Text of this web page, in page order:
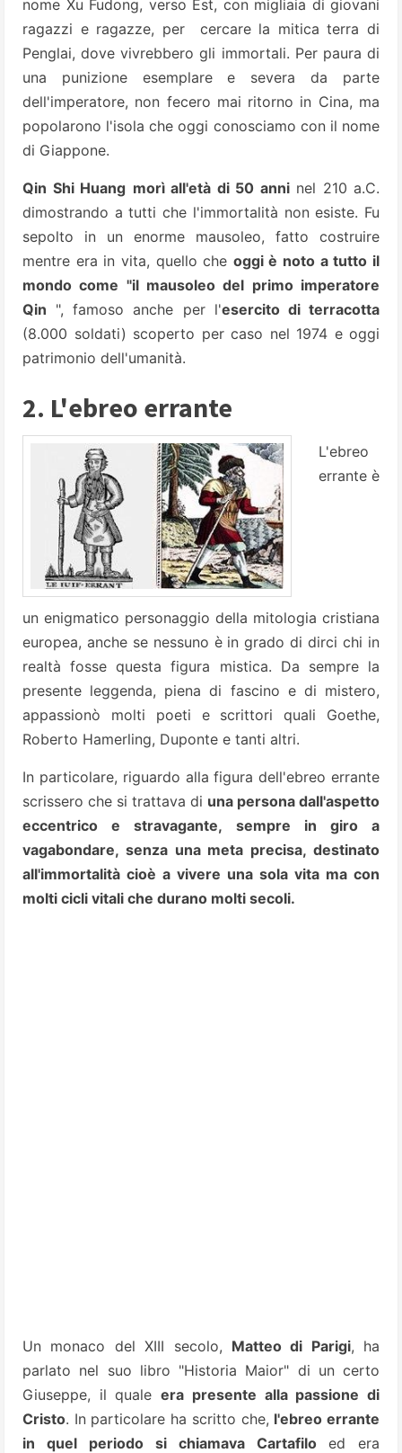
nome Xu Fudong, verso Est, con migliaia di giovani
ragazzi e ragazze, per cercare la mitica terra di
Penglai, dove vivrebbero gli immortali. Per paura di
una punizione esemplare e severa da parte
dell'imperatore, non fecero mai ritorno in Cina, ma
popolarono l'isola che oggi conosciamo con il nome
di Giappone.
Qin Shi Huang morì all'età di 50 anninel 210 a.C.
dimostrando a tutti che l'immortalità non esiste. Fu
sepolto in un enorme mausoleo, fatto costruire
mentre era in vita, quello che oggi è noto a tutto il
mondo come "il mausoleo del primo imperatore
Qin ", famoso anche per l'esercito di terracotta
(8.000 soldati) scoperto per caso nel 1974 e oggi
patrimonio dell'umanità.
2. L'ebreo errante
L'ebreo
errante è
un enigmatico personaggio della mitologia cristiana
europea, anche se nessuno è in grado di dirci chi in
realtà fosse questa figura mistica. Da sempre la
presente leggenda, piena di fascino e di mistero,
appassionò molti poeti e scrittori quali Goethe,
Roberto Hamerling, Duponte e tanti altri.
In particolare, riguardo alla figura dell'ebreo errante
scrissero che si trattava di una persona dall'aspetto
eccentrico e stravagante, sempre in giro a
vagabondare, senza una meta precisa, destinato
all'immortalità cioè a vivere una sola vita ma con
molti cicli vitali che durano molti secoli.
Un monaco del XIII secolo, Matteo di Parigi, ha
parlato nel suo libro "Historia Maior" di un certo
Giuseppe, il qualeera presente alla passione di
Cristo. In particolare ha scritto che, l'ebreo errante
in quel periodo si chiamava Cartafilo ed era